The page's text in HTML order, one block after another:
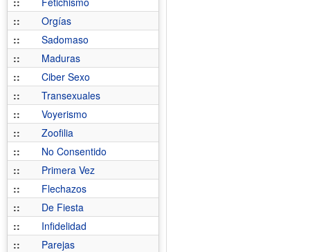
::
Orgías
::
Sadomaso
::
Maduras
::
Ciber Sexo
::
Transexuales
::
Voyerismo
::
Zoofilia
::
No Consentido
::
Primera Vez
::
Flechazos
::
De Fiesta
::
Infidelidad
::
Parejas